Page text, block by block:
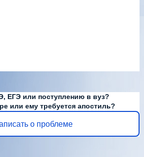
ЕГЭ или поступлению в вуз?
или ему требуется апостиль?
о проблеме